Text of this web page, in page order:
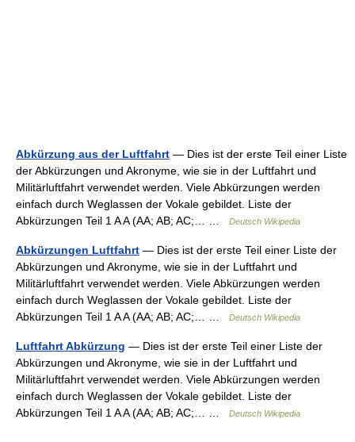
Abkürzung aus der Luftfahrt — Dies ist der erste Teil einer Liste
der Abkürzungen und Akronyme, wie sie in der Luftfahrt und
Militärluftfahrt verwendet werden. Viele Abkürzungen werden
einfach durch Weglassen der Vokale gebildet. Liste der
Abkürzungen Teil 1 A A (AA; AB; AC;… …
Deutsch Wikipedia
Abkürzungen Luftfahrt — Dies ist der erste Teil einer Liste der
Abkürzungen und Akronyme, wie sie in der Luftfahrt und
Militärluftfahrt verwendet werden. Viele Abkürzungen werden
einfach durch Weglassen der Vokale gebildet. Liste der
Abkürzungen Teil 1 A A (AA; AB; AC;… …
Deutsch Wikipedia
Luftfahrt Abkürzung — Dies ist der erste Teil einer Liste der
Abkürzungen und Akronyme, wie sie in der Luftfahrt und
Militärluftfahrt verwendet werden. Viele Abkürzungen werden
einfach durch Weglassen der Vokale gebildet. Liste der
Abkürzungen Teil 1 A A (AA; AB; AC;… …
Deutsch Wikipedia